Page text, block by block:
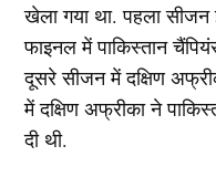
खेला गया था. पहला सीजन
फाइनल में पाकिस्तान
दूसरे सीजन में दक्षिण
में दक्षिण अफ्रीका ने
दी थी.